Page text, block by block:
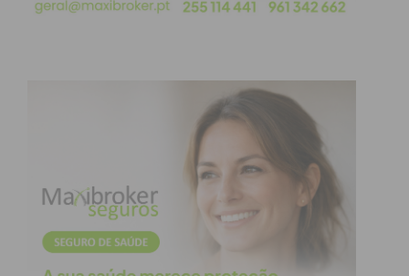
Eu li e concordo com os
termos e
condições